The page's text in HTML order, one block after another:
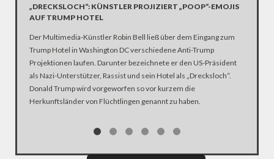
„DRECKSLOCH“: KÜNSTLER PROJIZIERT „POOP“-EMOJIS
AUF TRUMP HOTEL
Der Multimedia-Künstler Robin Bell ließ über dem Eingang zum
Trump Hotel in Washington DC verschiedene Anti-Trump
Projektionen laufen. Darunter bezeichnete er den US-Präsident
als Nazi-Unterstützer, Rassist und sein Hotel als „Drecksloch“.
Donald Trump wird vorgeworfen so vor kurzem die
Herkunftsländer von Flüchtlingen genannt zu haben.